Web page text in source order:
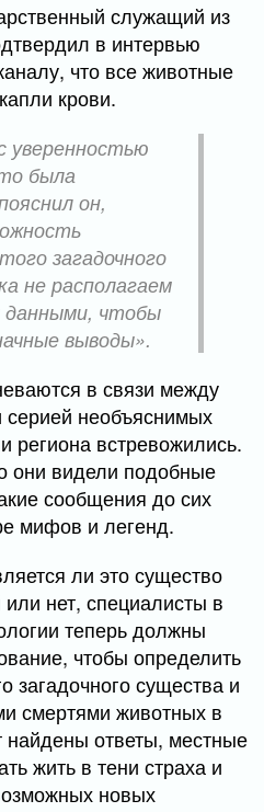
служащий из
в интервью
что все животные
крови.
уверенностью
была
он,
загадочного
не располагаем
чтобы
выводы».
в связи между
необъяснимых
региона встревожились.
они видели подобные
сообщения до сих
мифов и легенд.
ли это существо
нет, специалисты в
теперь должны
чтобы определить
загадочного существа и
смертями животных в
найдены ответы, местные
жить в тени страха и
новых